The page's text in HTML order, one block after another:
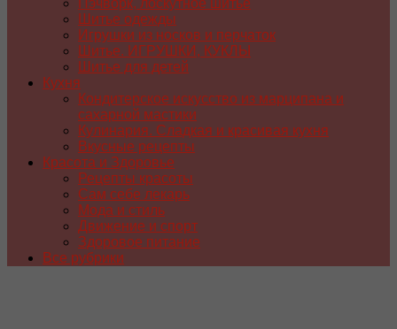
Пэчворк, лоскутное шитье
Шитье одежды
Игрушки из носков и перчаток
Шитье. ИГРУШКИ, КУКЛЫ
Шитье для детей
Кухня
Кондитерское искусство из марципана и
сахарной мастики
Кулинария. Сладкая и красивая кухня
Вкусные рецепты
Красота и Здоровье
Рецепты красоты
Сам себе лекарь
Мода и стиль
Движение и спорт
Здоровое питание
Все рубрики